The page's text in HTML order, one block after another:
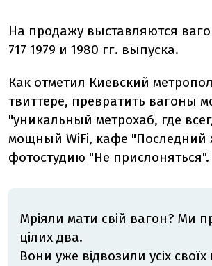
На продажу выставляются
717 1979 и 1980 гг. выпуска.
Как отметил Киевский
твиттере, превратить вагоны
"уникальный метрохаб, где
мощный WiFi, кафе "Последний
фотостудию "Не прислоняться".
Мріяли мати свій вагон? Ми
цілих два.
Вони уже відвозили усіх